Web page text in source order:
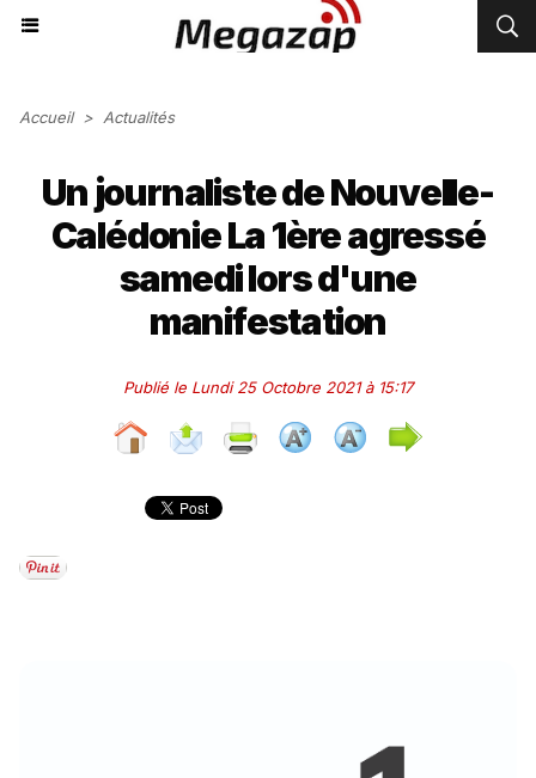
Accueil > Actualités
Un journaliste de Nouvelle-
Calédonie La 1ère agressé
samedi lors d'une
manifestation
Publié le Lundi 25 Octobre 2021 à 15:17